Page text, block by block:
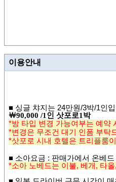
이용안내
■ 싱글 챠지는 24만원/3박/1인
￦90,000 /1 인 삿포로1 박
*방 타입 변경 가능여부는 예약
*변경은 무조건 대기 인폼 부탁
*삿포로 시내 호텔은 트리플룸
■ 소아요금 : 판매가에서 온베
*소아 노베드는 이불, 베개, 타